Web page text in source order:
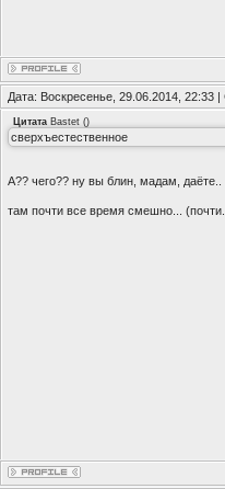
Дата: Воскресенье, 29.06.2014, 22:33
Цитата Bastet ()
сверхъестественное
А?? чего?? ну вы блин, мадам, даёте..
там почти все время смешно...